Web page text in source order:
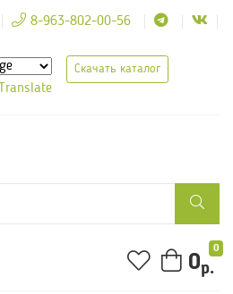
8-963-802-00-56
Translate
Скачать каталог
0
0р.